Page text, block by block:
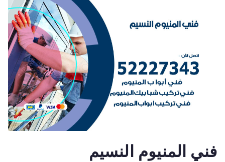
فني المنيوم النسيم